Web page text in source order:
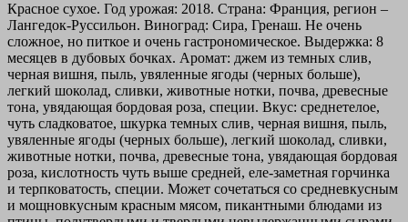
Красное сухое. Год урожая: 2018. Страна: Франция, регион –
Лангедок-Руссильон. Виноград: Сира, Гренаш. Не очень
сложное, но питкое и очень гастрономическое. Выдержка: 8
месяцев в дубовых бочках. Аромат: джем из темных слив,
черная вишня, пыль, увяленные ягоды (черных больше),
легкий шоколад, сливки, животные нотки, почва, древесные
тона, увядающая бордовая роза, специи. Вкус: среднетелое,
чуть сладковатое, шкурка темных слив, черная вишня, пыль,
увяленные ягоды (черных больше), легкий шоколад, сливки,
животные нотки, почва, древесные тона, увядающая бордовая
роза, кислотность чуть выше средней, еле-заметная горчинка
и терпковатость, специи. Может сочетаться со средневкусным
и мощновкусным красным мясом, пикантными блюдами из